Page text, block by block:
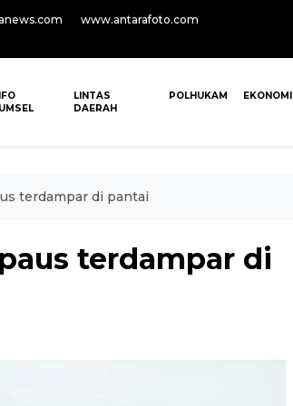
www.antarafoto.com
LINTAS
DAERAH
POLHUKAM EKONOMI
terdampar di pantai
terdampar di